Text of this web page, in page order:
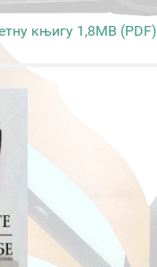
књигу 1,8MB (PDF)